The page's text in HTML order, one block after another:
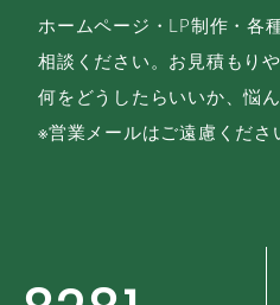
ホームページ・LP制作・各
相談ください。お見積もり
何をどうしたらいいか、悩
※営業メールはご遠慮くださ